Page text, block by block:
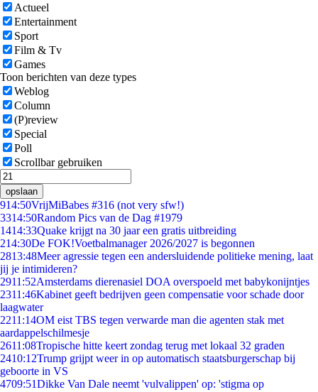
Actueel
Entertainment
Sport
Film & Tv
Games
Toon berichten van deze types
Weblog
Column
(P)review
Special
Poll
Scrollbar gebruiken
opslaan
914:50VrijMiBabes #316 (not very sfw!)
3314:50Random Pics van de Dag #1979
1414:33Quake krijgt na 30 jaar een gratis uitbreiding
214:30De FOK!Voetbalmanager 2026/2027 is begonnen
2813:48Meer agressie tegen een andersluidende politieke mening, laat
jij je intimideren?
2911:52Amsterdams dierenasiel DOA overspoeld met babykonijntjes
2311:46Kabinet geeft bedrijven geen compensatie voor schade door
laagwater
2211:14OM eist TBS tegen verwarde man die agenten stak met
aardappelschilmesje
2611:08Tropische hitte keert zondag terug met lokaal 32 graden
2410:12Trump grijpt weer in op automatisch staatsburgerschap bij
geboorte in VS
4709:51Dikke Van Dale neemt 'vulvalippen' op: 'stigma op